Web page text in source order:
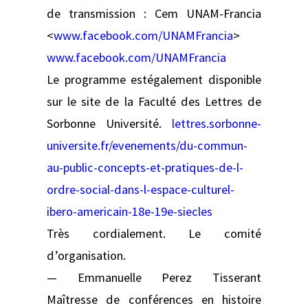
de transmission : Cem UNAM-Francia
<www.facebook.com/UNAMFrancia>
www.facebook.com/UNAMFrancia
Le programme estégalement disponible
sur le site de la Faculté des Lettres de
Sorbonne Université. lettres.sorbonne-
universite.fr/evenements/du-commun-
au-public-concepts-et-pratiques-de-l-
ordre-social-dans-l-espace-culturel-
ibero-americain-18e-19e-siecles
Très cordialement. Le comité
d’organisation.
— Emmanuelle Perez Tisserant
Maîtresse de conférences en histoire